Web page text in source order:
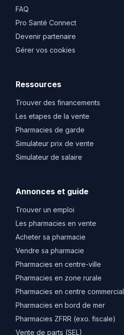
FAQ
Pro Santé Connect
Devenir partenaire
Gérer vos cookies
Ressources
Trouver des financements
Les etapes de la vente
Pharmacies de garde
Simulateur prix de vente
Simulateur de salaire
Annonces et guide
Trouver un emploi
Les pharmacies en vente
Acheter sa pharmacie
Vendre sa pharmacie
Pharmacies en centre-ville
Pharmacies en zone rurale
Pharmacies en centre commercial
Pharmacies en bord de mer
Pharmacies ZFRR (exo. fiscale)
Vente de parts (SEL)